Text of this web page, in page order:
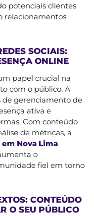
potenciais clientes
relacionamentos
SOCIAIS:
ONLINE
papel crucial na
com o público. A
de gerenciamento de
ativa e
Com conteúdo
de métricas, a
Nova Lima
o
fiel em torno
CONTEÚDO
O SEU PÚBLICO